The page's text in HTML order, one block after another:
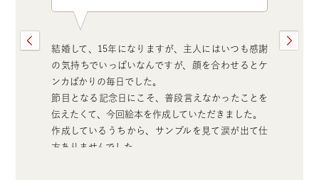
結婚して、15年になりますが、主人にはいつも感謝
の気持ちでいっぱいなんですが、顔を合わせるとケ
ンカばかりの毎日でした。
節目となる記念日にこそ、普段言えなかったことを
伝えたくて、今回絵本を作成していただきました。
作成しているうちから、サンプルを見て涙が出て仕
方ありませんでした。